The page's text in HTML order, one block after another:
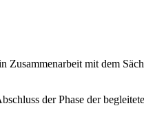
mit dem
der Phase der